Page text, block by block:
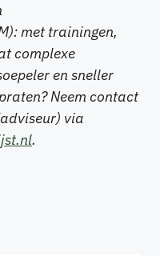
met trainingen,
complexe
en sneller
Neem contact
via
.